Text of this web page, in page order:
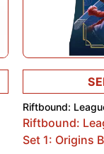
Riftbound:
Riftbound:
Set 1: Origins